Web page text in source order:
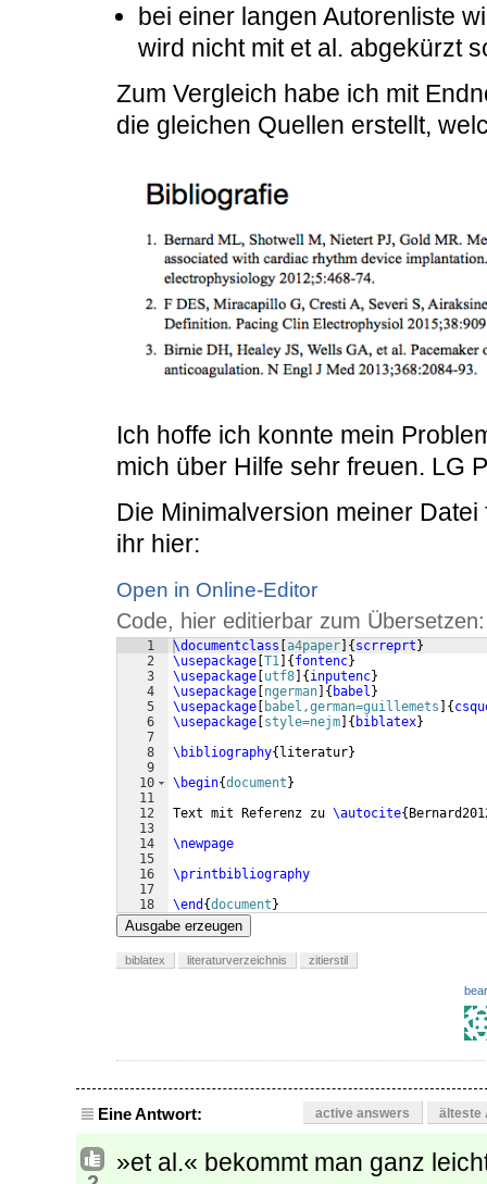
bei einer langen Autorenliste
wird nicht mit et al. abgekürzt
Zum Vergleich habe ich mit
die gleichen Quellen erstellt,
Ich hoffe ich konnte mein
mich über Hilfe sehr freuen. LG
Die Minimalversion meiner
ihr hier:
Open in Online-Editor
Code, hier editierbar zum Übersetzen:
1
2
3
4
5
6
7
8
9
10
11
12
13
14
15
16
17
18
\documentclass [a4paper] {scrreprt}
\usepackage [T1 ] {fontenc}
\usepackage [utf8] {inputenc}
\usepackage [ngerman] { babel }
\usepackage [ babel,german=guillemets ] {
\usepackage [style=nejm] { biblatex}
\bibliography{literatur}
\begin{document}
Text mit Referenz zu \autocite{
\newpage
\printbibliography
\end {document}
Ausgabe erzeugen
biblatex literaturverzeichnis zitierstil
Eine Antwort: active answers älteste
»et al.« bekommt man ganz